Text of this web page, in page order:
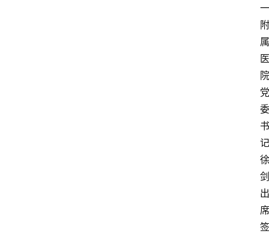
一
附
属
医
院
党
委
书
记
徐
剑
出
席
签